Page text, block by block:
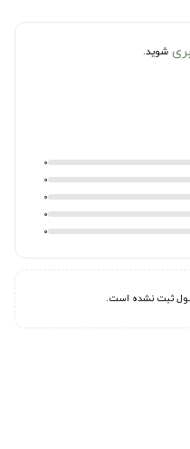
شوید.
0
0
0
0
0
ثبت نشده است.